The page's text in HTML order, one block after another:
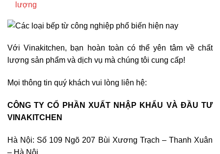
lượng
Với Vinakitchen, bạn hoàn toàn có thể yên tâm về chất
lượng sản phẩm và dịch vụ mà chúng tôi cung cấp!
Mọi thông tin quý khách vui lòng liên hệ:
CÔNG TY CỔ PHẦN XUẤT NHẬP KHẨU VÀ ĐẦU TƯ
VINAKITCHEN
Hà Nội: Số 109 Ngõ 207 Bùi Xương Trạch – Thanh Xuân
– Hà Nội